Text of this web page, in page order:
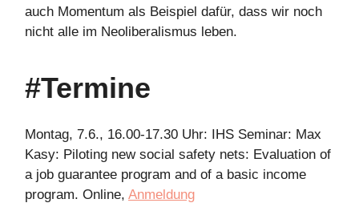
auch Momentum als Beispiel dafür, dass wir noch
nicht alle im Neoliberalismus leben.
#Termine
Montag, 7.6., 16.00-17.30 Uhr: IHS Seminar: Max
Kasy: Piloting new social safety nets: Evaluation of
a job guarantee program and of a basic income
program. Online, Anmeldung